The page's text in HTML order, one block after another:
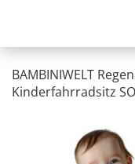
BAMBINIWELT
Kinderfahrradsitz